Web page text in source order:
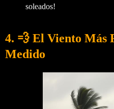
soleados!
4. 💨 El Viento Más
Medido